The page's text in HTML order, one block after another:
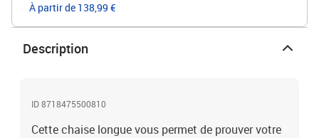
À partir de 138,99 €
Description
ID 8718475500810
Cette chaise longue vous permet de prouver votre